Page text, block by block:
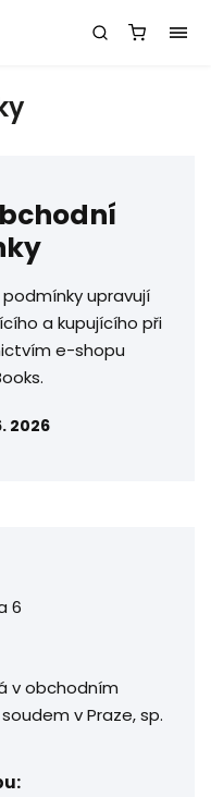
upravují
a kupujícího při
e-shopu
2026
6
v obchodním
v Praze, sp.